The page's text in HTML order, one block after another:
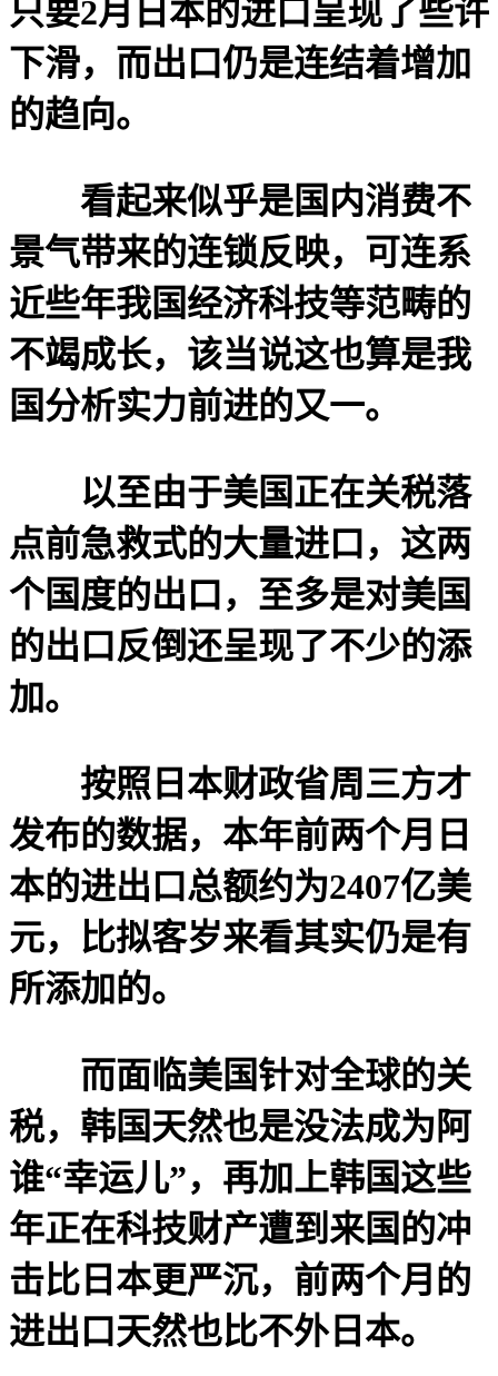
只要2月日本的进口呈现了些许
下滑，而出口仍是连结着增加
的趋向。
看起来似乎是国内消费不
景气带来的连锁反映，可连系
近些年我国经济科技等范畴的
不竭成长，该当说这也算是我
国分析实力前进的又一。
以至由于美国正在关税落
点前急救式的大量进口，这两
个国度的出口，至多是对美国
的出口反倒还呈现了不少的添
加。
按照日本财政省周三方才
发布的数据，本年前两个月日
本的进出口总额约为2407亿美
元，比拟客岁来看其实仍是有
所添加的。
而面临美国针对全球的关
税，韩国天然也是没法成为阿
谁“幸运儿”，再加上韩国这些
年正在科技财产遭到来国的冲
击比日本更严沉，前两个月的
进出口天然也比不外日本。